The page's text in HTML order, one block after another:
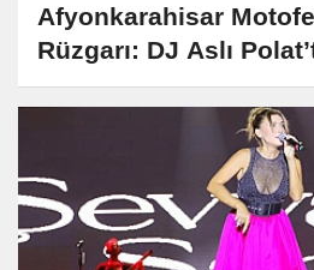
Afyonkarahisar
Rüzgarı: DJ Aslı
Performans!